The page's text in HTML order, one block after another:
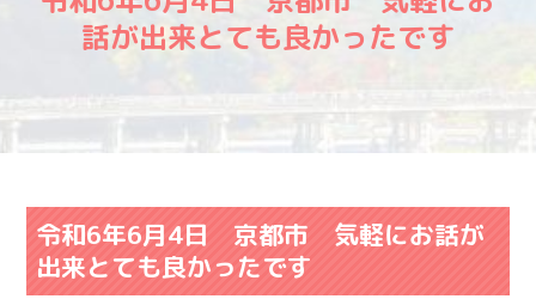
話が出来とても良かったです
令和6年6月4日 京都市 気軽にお話が
出来とても良かったです